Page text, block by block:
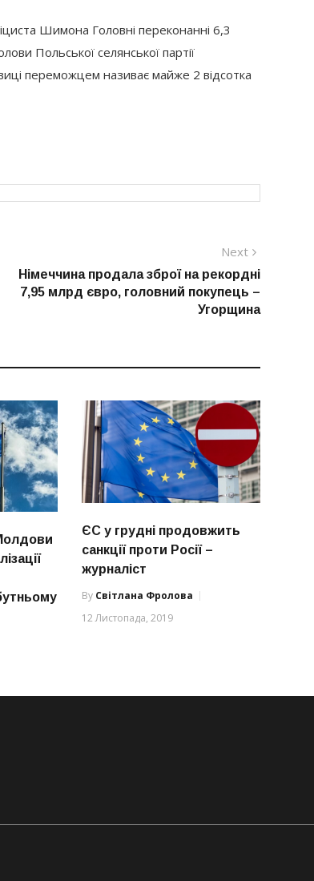
Шимона Головні переконанні 6,3
Польської селянської партії
переможцем називає майже 2 відсотка
Next
post:
Німеччина продала зброї на рекордні
7,95 млрд євро, головний покупець –
Угорщина
ЄС у грудні продовжить
санкції проти Росії –
журналіст
By Світлана Фролова
12 Листопада, 2019